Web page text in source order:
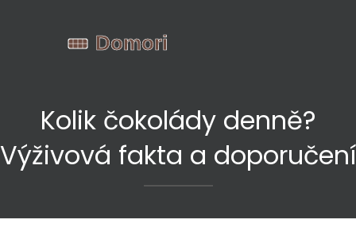
Kolik čokolády denně?
Výživová fakta a doporučení